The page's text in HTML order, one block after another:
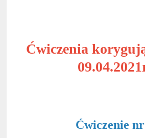
Ćwiczenia
Ćwiczenie